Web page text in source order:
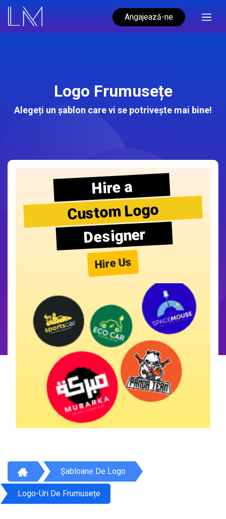
Angajează-ne
Logo Frumusețe
Alegeți un șablon care vi se potrivește mai bine!
Hire a
Custom Logo
Designer
Hire Us
Șabloane De Logo
Logo-Uri De Frumusețe